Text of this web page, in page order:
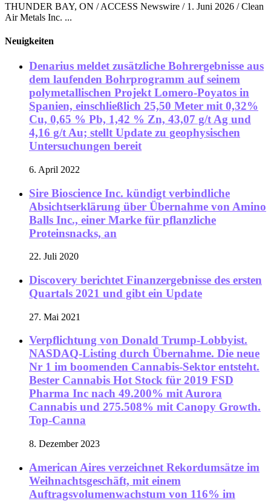
THUNDER BAY, ON / ACCESS Newswire / 1. Juni 2026 / Clean
Air Metals Inc. ...
Neuigkeiten
Denarius meldet zusätzliche Bohrergebnisse aus
dem laufenden Bohrprogramm auf seinem
polymetallischen Projekt Lomero-Poyatos in
Spanien, einschließlich 25,50 Meter mit 0,32%
Cu, 0,65 % Pb, 1,42 % Zn, 43,07 g/t Ag und
4,16 g/t Au; stellt Update zu geophysischen
Untersuchungen bereit
6. April 2022
Sire Bioscience Inc. kündigt verbindliche
Absichtserklärung über Übernahme von Amino
Balls Inc., einer Marke für pflanzliche
Proteinsnacks, an
22. Juli 2020
Discovery berichtet Finanzergebnisse des ersten
Quartals 2021 und gibt ein Update
27. Mai 2021
Verpflichtung von Donald Trump-Lobbyist.
NASDAQ-Listing durch Übernahme. Die neue
Nr 1 im boomenden Cannabis-Sektor entsteht.
Bester Cannabis Hot Stock für 2019 FSD
Pharma Inc nach 49.200% mit Aurora
Cannabis und 275.508% mit Canopy Growth.
Top-Canna
8. Dezember 2023
American Aires verzeichnet Rekordumsätze im
Weihnachtsgeschäft, mit einem
Auftragsvolumenwachstum von 116% im